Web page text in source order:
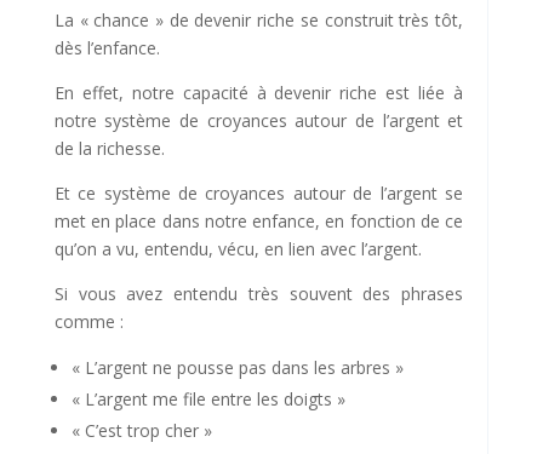
La « chance » de devenir riche se construit très tôt,
dès l’enfance.
En effet, notre capacité à devenir riche est liée à
notre système de croyances autour de l’argent et
de la richesse.
Et ce système de croyances autour de l’argent se
met en place dans notre enfance, en fonction de ce
qu’on a vu, entendu, vécu, en lien avec l’argent.
Si vous avez entendu très souvent des phrases
comme :
« L’argent ne pousse pas dans les arbres »
« L’argent me file entre les doigts »
« C’est trop cher »